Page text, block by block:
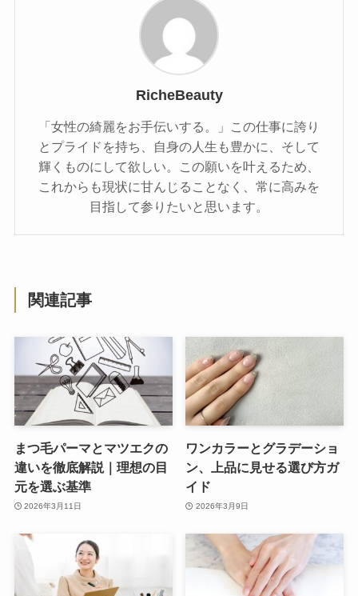
RicheBeauty
「女性の綺麗をお手伝いする。」この仕事に誇り
とプライドを持ち、自身の人生も豊かに、そして
輝くものにして欲しい。この願いを叶えるため、
これからも現状に甘んじることなく、常に高みを
目指して参りたいと思います。
関連記事
まつ毛パーマとマツエクの
違いを徹底解説｜理想の目
元を選ぶ基準
2026年3月11日
ワンカラーとグラデーショ
ン、上品に見せる選び方ガ
イド
2026年3月9日